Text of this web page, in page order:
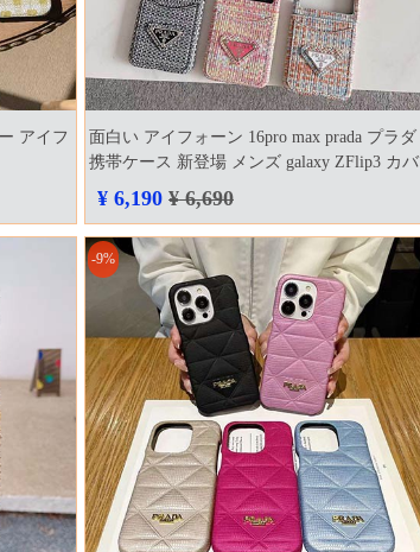
アイフ
面白い アイフォーン 16pro max prada プラダ
携帯ケース 新登場 メンズ galaxy ZFlip3 カバ
ープラダ prada
¥ 6,190 ¥ 6,690
-9%